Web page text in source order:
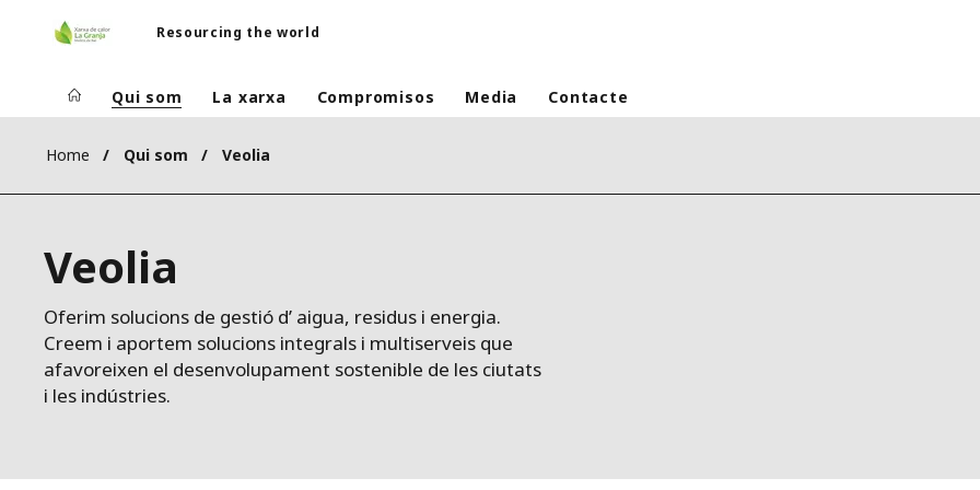
Resourcing the world
Qui som La xarxa Compromisos Media Contacte
Home Qui som Veolia
Veolia
Oferim solucions de gestió d’ aigua, residus i energia.
Creem i aportem solucions integrals i multiserveis que
afavoreixen el desenvolupament sostenible de les ciutats
i les indústries.